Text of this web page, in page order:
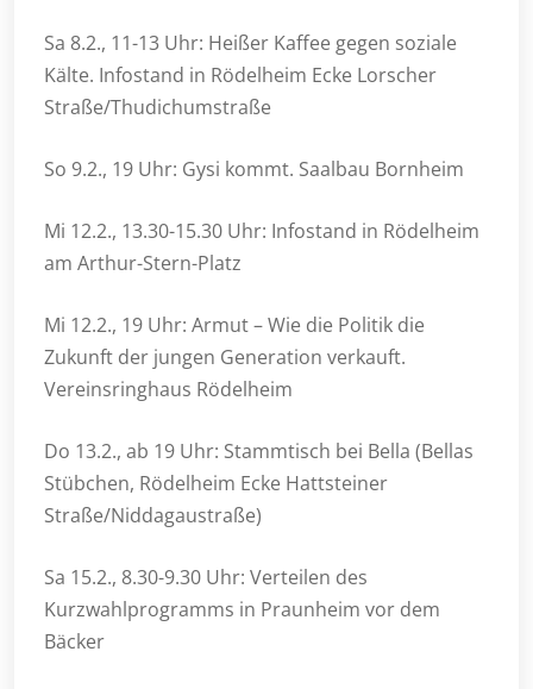
Sa 8.2., 11-13 Uhr: Heißer Kaffee gegen soziale
Kälte. Infostand in Rödelheim Ecke Lorscher
Straße/Thudichumstraße
So 9.2., 19 Uhr: Gysi kommt. Saalbau Bornheim
Mi 12.2., 13.30-15.30 Uhr: Infostand in Rödelheim
am Arthur-Stern-Platz
Mi 12.2., 19 Uhr: Armut – Wie die Politik die
Zukunft der jungen Generation verkauft.
Vereinsringhaus Rödelheim
Do 13.2., ab 19 Uhr: Stammtisch bei Bella (Bellas
Stübchen, Rödelheim Ecke Hattsteiner
Straße/Niddagaustraße)
Sa 15.2., 8.30-9.30 Uhr: Verteilen des
Kurzwahlprogramms in Praunheim vor dem
Bäcker